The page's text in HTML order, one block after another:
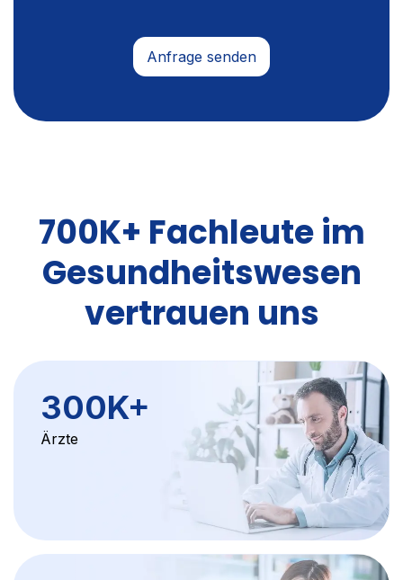
700K+ Fachleute im
Gesundheitswesen
vertrauen uns
300K+
Ärzte